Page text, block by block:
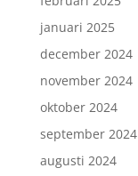
januari 2025
december 2024
november 2024
oktober 2024
september 2024
augusti 2024